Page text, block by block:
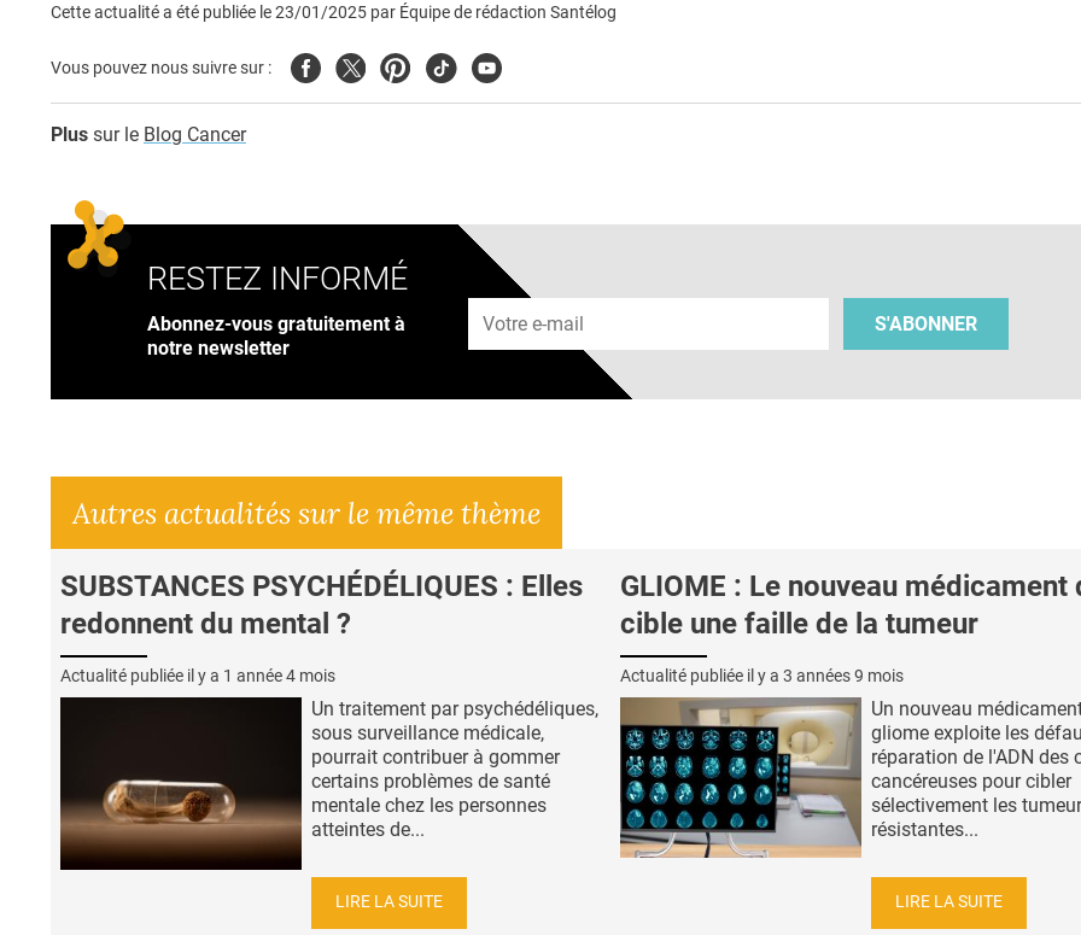
Cette actualité a été publiée le23/01/2025 par Équipe de rédaction Santélog
Vous pouvez nous suivre sur : FacebookTwitterPinterest
TiktokYoutube
Plus sur le Blog Cancer
RESTEZ INFORMÉ
Abonnez-vous gratuitement à
notre newsletter
Adresse e-mail
S'ABONNER
Autres actualités sur le même thème
SUBSTANCES PSYCHÉDÉLIQUES : Elles
redonnent du mental ?
Actualité publiée il y a 1 année 4 mois
Un traitement par psychédéliques,
sous surveillance médicale,
pourrait contribuer à gommer
certains problèmes de santé
mentale chez les personnes
atteintes de...
LIRE LA SUITE
GLIOME : Le nouveau médicament
cible une faille de la tumeur
Actualité publiée il y a 3 années 9 mois
Un nouveau
gliome exploite les
réparation de l'ADN des
cancéreuses pour cibler
sélectivement les
résistantes...
LIRE LA SUITE